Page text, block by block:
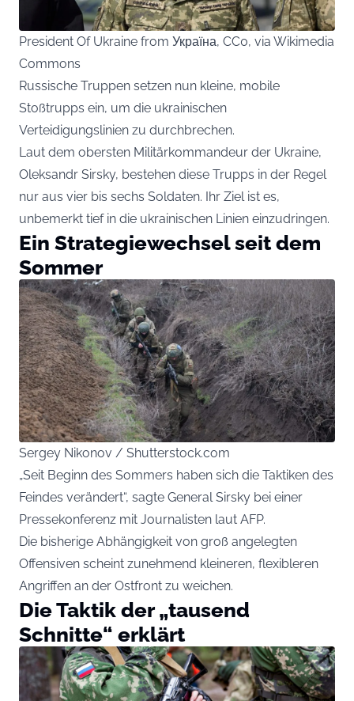
President Of Ukraine from Україна, CC0, via Wikimedia
Commons
Russische Truppen setzen nun kleine, mobile
Stoßtrupps ein, um die ukrainischen
Verteidigungslinien zu durchbrechen.
Laut dem obersten Militärkommandeur der Ukraine,
Oleksandr Sirsky, bestehen diese Trupps in der Regel
nur aus vier bis sechs Soldaten. Ihr Ziel ist es,
unbemerkt tief in die ukrainischen Linien einzudringen.
Ein Strategiewechsel seit dem
Sommer
Sergey Nikonov / Shutterstock.com
„Seit Beginn des Sommers haben sich die Taktiken des
Feindes verändert“, sagte General Sirsky bei einer
Pressekonferenz mit Journalisten laut AFP.
Die bisherige Abhängigkeit von groß angelegten
Offensiven scheint zunehmend kleineren, flexibleren
Angriffen an der Ostfront zu weichen.
Die Taktik der „tausend
Schnitte“ erklärt